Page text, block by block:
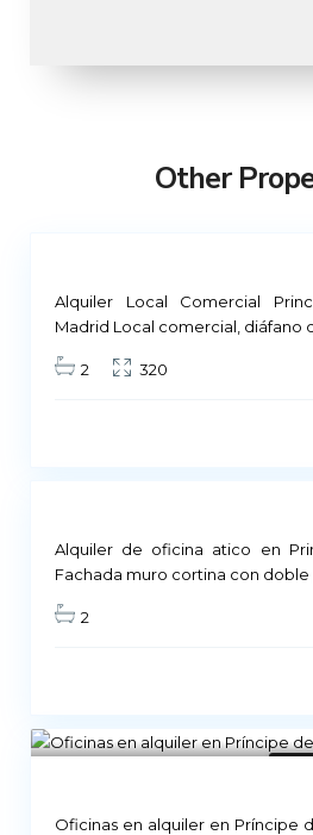
Other
Alquiler Local Comercial
Madrid Local comercial, diáfano
2 320
Alquiler de oficina atico en
Fachada muro cortina con doble
2
Oficinas en alquiler en Príncipe